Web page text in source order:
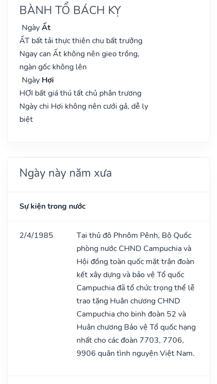
BÀNH TỔ BÁCH KỴ
NgàyẤt
ẤT bất tải thực thiên chu bất trưởng
Ngay can Ất không nên gieo trồng,
ngàn gốc không lên
Ngày Hợi
HỢI bất giá thú tất chủ phân trương
Ngày chi Hợi không nên cưới gả, dễ ly
biệt
Ngày này năm xưa
Sự kiện trong nước
2/4/1985
Tại thủ đô Phnôm Pênh, Bộ Quốc
phòng nước CHND Campuchia và
Hội đồng toàn quốc mặt trận đoàn
kết xây dựng và bảo vệ Tổ quốc
Campuchia đã tổ chức trọng thể lễ
trao tặng Huân chương CHND
Campuchia cho binh đoàn 52 và
Huân chương Bảo vệ Tổ quốc hạng
nhất cho các đoàn 7703, 7706,
9906 quân tình nguyện Việt Nam.